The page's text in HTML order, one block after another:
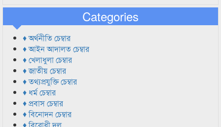
Categories
♦ অর্থনীতি চেম্বার
♦ আইন আদালত চেম্বার
♦ খেলাধুলা চেম্বার
♦ জাতীয় চেম্বার
♦ তথ্যপ্রযুক্তি চেম্বার
♦ ধর্ম চেম্বার
♦ প্রবাস চেম্বার
♦ বিনোদন চেম্বার